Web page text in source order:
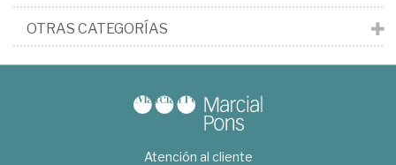
OTRAS CATEGORÍAS
Atención al cliente